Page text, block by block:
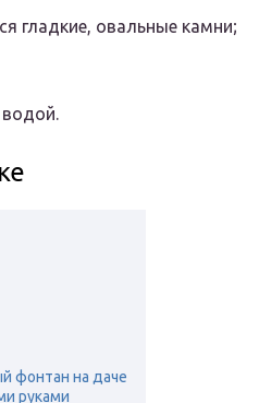
гладкие, овальные камни;
фонтан на даче
руками